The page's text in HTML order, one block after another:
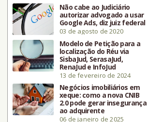
Não cabe ao Judiciário
autorizar advogado a usar
Google Ads, diz juiz federal
03 de agosto de 2020
Modelo de Petição para a
localização do Réu via
SisbaJud, SerasaJud,
RenaJud e InfoJud
13 de fevereiro de 2024
Negócios imobiliários em
xeque: como a nova CNIB
2.0 pode gerar insegurança
ao adquirente
06 de janeiro de 2025